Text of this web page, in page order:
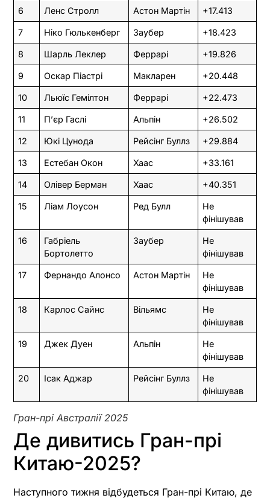
6 Ленс Стролл Астон Мартін +17.413
7 Ніко Гюлькенберг Заубер +18.423
8 Шарль Леклер Феррарі +19.826
9 Оскар Піастрі Макларен +20.448
10 Льюїс Гемілтон Феррарі +22.473
11 П’єр Гаслі Альпін +26.502
12 Юкі Цунода Рейсінг Буллз +29.884
13 Естебан Окон Хаас +33.161
14 Олівер Берман Хаас +40.351
15 Ліам Лоусон Ред Булл
Не
фінішував
16
Габріель
Бортолетто
Заубер
Не
фінішував
17 Фернандо Алонсо Астон Мартін
Не
фінішував
18 Карлос Сайнс Вільямс
Не
фінішував
19 Джек Дуен Альпін
Не
фінішував
20 Ісак Аджар Рейсінг Буллз
Не
фінішував
Гран-прі Австралії 2025
Де дивитись Гран-прі
Китаю-2025?
Наступного тижня відбудеться Гран-прі Китаю, де